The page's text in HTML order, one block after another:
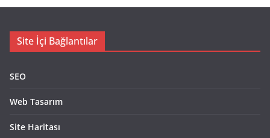
Site İçi Bağlantılar
SEO
Web Tasarım
Site Haritası